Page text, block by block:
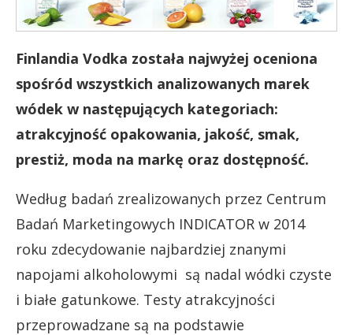
Finlandia Vodka została najwyżej oceniona
spośród wszystkich analizowanych marek
wódek w następujących kategoriach:
atrakcyjność opakowania, jakość, smak,
prestiż, moda na markę oraz dostępność.
Według badań zrealizowanych przez Centrum
Badań Marketingowych INDICATOR w 2014
roku zdecydowanie najbardziej znanymi
napojami alkoholowymi są nadal wódki czyste
i białe gatunkowe. Testy atrakcyjności
przeprowadzane są na podstawie